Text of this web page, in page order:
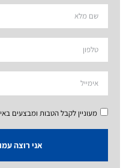
מעוניין לקבל הטבות ומבצעים
אני רוצה